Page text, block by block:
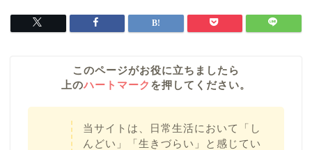
このページがお役に立ちましたら
上のハートマーク を押してください。
当サイトは、日常生活において「し
んどい」「生きづらい」と感じてい